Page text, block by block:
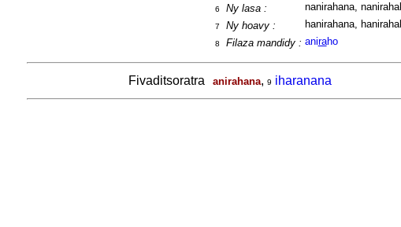
6 Ny lasa : nanirahana,
7 Ny hoavy : hanirahana,
8 Filaza mandidy : aniraho
Fivaditsoratra anirahana, 9 iharanana